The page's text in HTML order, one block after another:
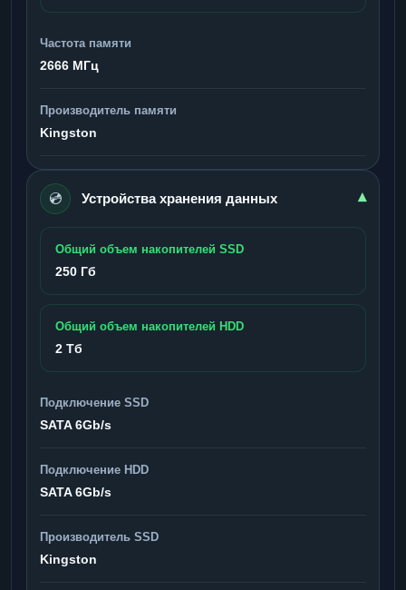
Частота памяти
2666 МГц
Производитель памяти
Kingston
💿 Устройства хранения данных ▾
Общий объем накопителей SSD
250 Гб
Общий объем накопителей HDD
2 Тб
Подключение SSD
SATA 6Gb/s
Подключение HDD
SATA 6Gb/s
Производитель SSD
Kingston